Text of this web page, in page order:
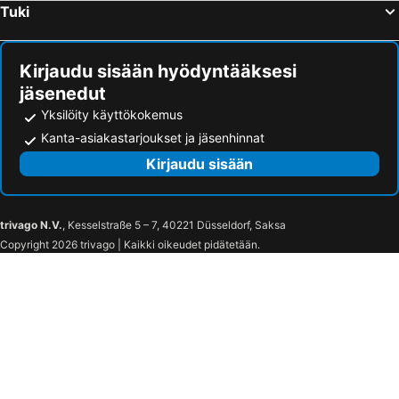
Tuki
Kirjaudu sisään hyödyntääksesi
jäsenedut
Yksilöity käyttökokemus
Kanta-asiakastarjoukset ja jäsenhinnat
Kirjaudu sisään
trivago N.V., Kesselstraße 5 – 7, 40221 Düsseldorf, Saksa
Copyright 2026 trivago | Kaikki oikeudet pidätetään.